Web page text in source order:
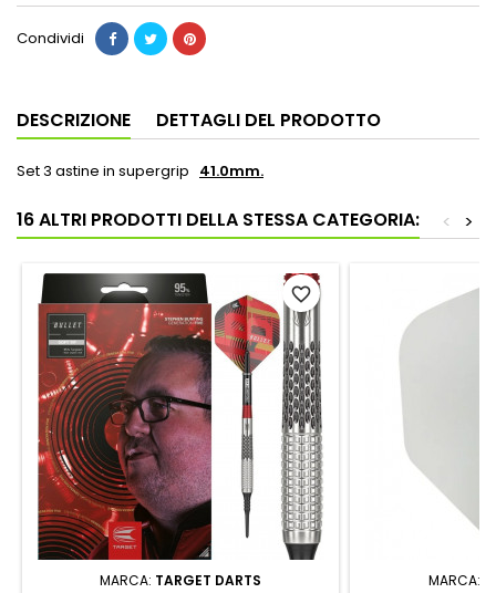
Condividi
DESCRIZIONE DETTAGLI DEL PRODOTTO
Set 3 astine in supergrip 41.0mm.
16 ALTRI PRODOTTI DELLA STESSA CATEGORIA: >
<
MARCA: TARGET DARTS
favorite_border
MARCA: